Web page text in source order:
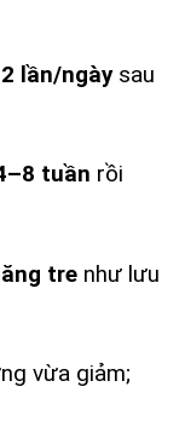
2 lần/ngàysau
tuần rồi
tre như lưu
vừa giảm;